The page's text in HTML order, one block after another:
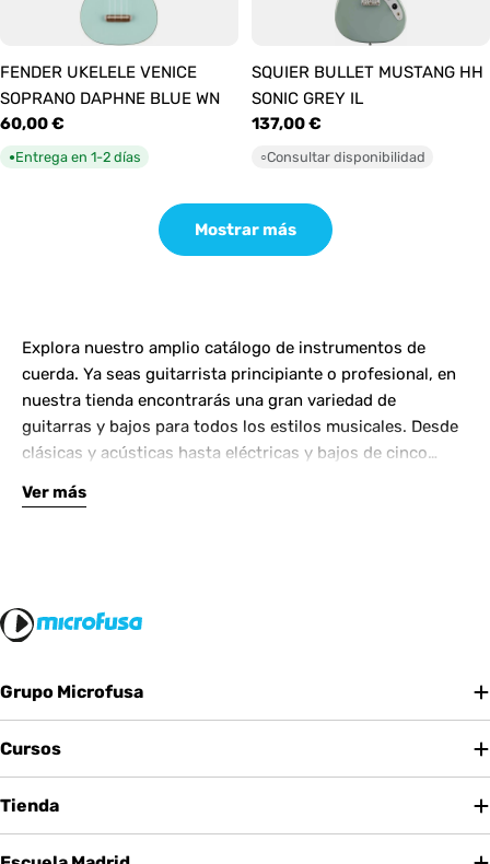
FENDER UKELELE VENICE
SOPRANO DAPHNE BLUE WN
Precio
habitual
60,00 €
●Entrega en 1-2 días
SQUIER BULLET MUSTANG HH
SONIC GREY IL
Precio
habitual
137,00 €
○Consultar disponibilidad
Mostrar más
Explora nuestro amplio catálogo de instrumentos de
cuerda. Ya seas guitarrista principiante o profesional, en
nuestra tienda encontrarás una gran variedad de
guitarras y bajos para todos los estilos musicales. Desde
clásicas y acústicas hasta eléctricas y bajos de cinco
Complementa tu instrumento con amplificadores de
Ver más
Grupo Microfusa
Cursos
Tienda